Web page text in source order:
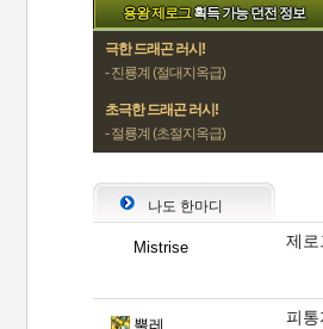
용왕 제로그획득 가능 던전 정보
극한 드래곤 러시!
- 진룡계 (절대지옥급)
초극한 드래곤 러시!
- 절룡계 (초절지옥급)
나도 한마디
Mistrise 제
뿔레 피통